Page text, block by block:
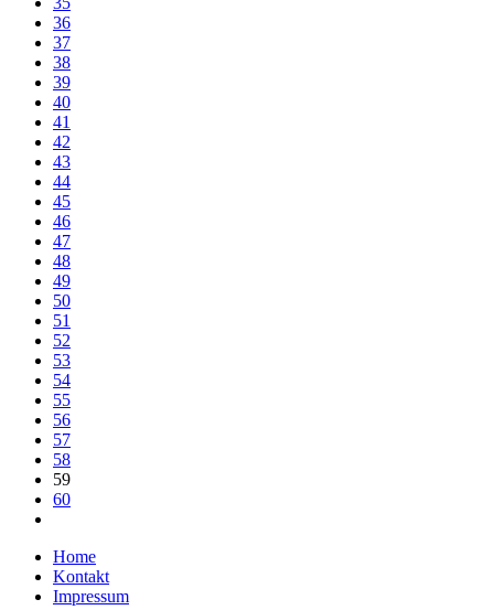
36
37
38
39
40
41
42
43
44
45
46
47
48
49
50
51
52
53
54
55
56
57
58
59
60
Home
Kontakt
Impressum